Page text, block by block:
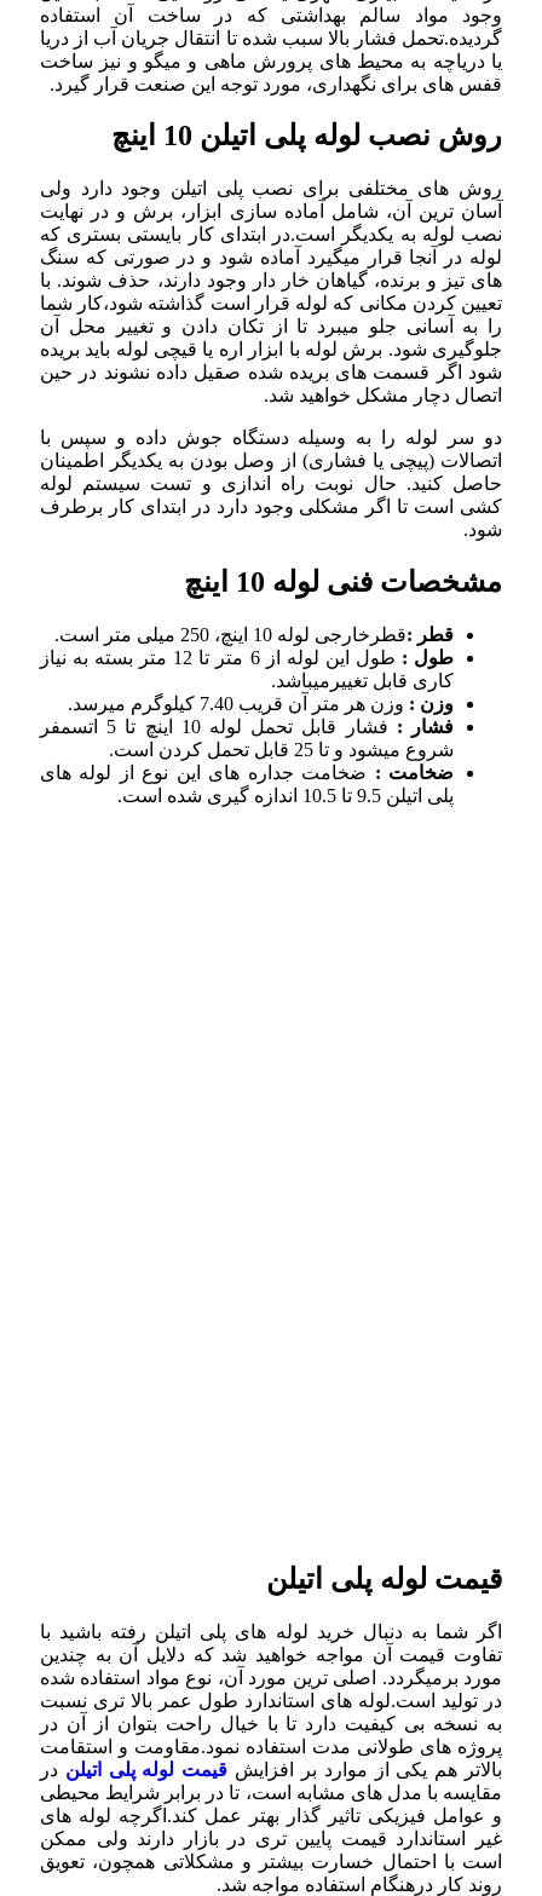
وجود مواد سالم بهداشتی که در ساخت آن استفاده
گردیده.تحمل فشار بالا سبب شده تا انتقال جریان آب از دریا
یا دریاچه به محیط های پرورش ماهی و میگو و نیز ساخت
قفس های برای نگهداری، مورد توجه این صنعت قرار گیرد.
روش نصب لوله پلی اتیلن 10 اینچ
روش های مختلفی برای نصب پلی اتیلن وجود دارد ولی
آسان ترین آن، شامل آماده سازی ابزار، برش و در نهایت
نصب لوله به یکدیگر است.در ابتدای کار بایستی بستری که
لوله در آنجا قرار میگیرد آماده شود و در صورتی که سنگ
های تیز و برنده، گیاهان خار دار وجود دارند، حذف شوند. با
تعیین کردن مکانی که لوله قرار است گذاشته شود،کار شما
را به آسانی جلو میبرد تا از تکان دادن و تغییر محل آن
جلوگیری شود. برش لوله با ابزار اره یا قیچی لوله باید بریده
شود اگر قسمت های بریده شده صقیل داده نشوند در حین
اتصال دچار مشکل خواهید شد.
دو سر لوله را به وسیله دستگاه جوش داده و سپس با
اتصالات (پیچی یا فشاری) از وصل بودن به یکدیگر اطمینان
حاصل کنید. حال نوبت راه اندازی و تست سیستم لوله
کشی است تا اگر مشکلی وجود دارد در ابتدای کار برطرف
شود.
مشخصات فنی لوله 10 اینچ
قطر :قطرخارجی لوله 10 اینچ، 250 میلی متر است.
طول :
طول این لوله از 6 متر تا 12 متر بسته به نیاز
کاری قابل تغییرمیباشد.
وزن : وزن هر متر آن قریب 7.40 کیلوگرم میرسد.
فشار :
فشار قابل تحمل لوله 10 اینچ تا 5 اتسمفر
شروع میشود و تا 25 قابل تحمل کردن است.
ضخامت : ضخامت جداره های این نوع از لوله های
پلی اتیلن 9.5 تا 10.5 اندازه گیری شده است.
قیمت لوله پلی اتیلن
اگر شما به دنبال خرید لوله های پلی اتیلن رفته باشید با
تفاوت قیمت آن مواجه خواهید شد که دلایل آن به چندین
مورد برمیگردد. اصلی ترین مورد آن، نوع مواد استفاده شده
در تولید است.لوله های استاندارد طول عمر بالا تری نسبت
به نسخه بی کیفیت دارد تا با خیال راحت بتوان از آن در
پروژه های طولانی مدت استفاده نمود.مقاومت و استقامت
بالاتر هم یکی از موارد بر افزایش قیمت لوله پلی اتیلن در
مقایسه با مدل های مشابه است، تا در برابر شرایط محیطی
و عوامل فیزیکی تاثیر گذار بهتر عمل کند.اگرچه لوله های
غیر استاندارد قیمت پایین تری در بازار دارند ولی ممکن
است با احتمال خسارت بیشتر و مشکلاتی همچون، تعویق
روند کار درهنگام استفاده مواجه شد.